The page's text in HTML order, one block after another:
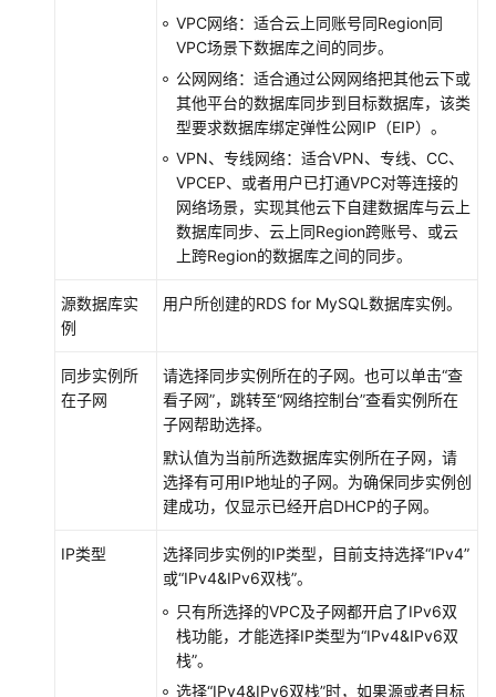
指
南
（联
盟
区
盟
VPC网络：适合云上同账号同Region同
VPC场景下数据库之间的同步。
公网网络：适合通过公网网络把其他云下或
其他平台的数据库同步到目标数据库，该类
型要求数据库绑定弹性公网IP（EIP）。
VPN、专线网络：适合VPN、专线、CC、
VPCEP、或者用户已打通VPC对等连接的
网络场景，实现其他云下自建数据库与云上
数据库同步、云上同Region跨账号、或云
上跨Region的数据库之间的同步。
源数据库实
例
用户所创建的RDS for MySQL数据库实例。
同步实例所
在子网
请选择同步实例所在的子网。也可以单击“查
看子网”，跳转至“网络控制台”查看实例所在
子网帮助选择。
默认值为当前所选数据库实例所在子网，请
选择有可用IP地址的子网。为确保同步实例创
建成功，仅显示已经开启DHCP的子网。
IP类型 选择同步实例的IP类型，目前支持选择“IPv4”
或“IPv4&IPv6双栈”。
只有所选择的VPC及子网都开启了IPv6双
栈功能，才能选择IP类型为“IPv4&IPv6双
栈”。
选择“IPv4&IPv6双栈”时，如果源或者目标